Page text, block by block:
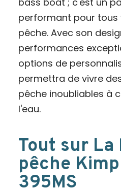
performant pour tous
pêche. Avec son
performances
options de
permettra de vivre
pêche inoubliables à
l'eau.
Tout sur La
pêche
395MS